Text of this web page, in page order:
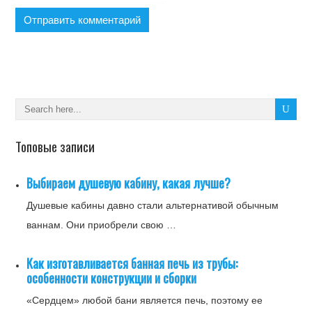
Топовые записи
Выбираем душевую кабину, какая лучше?
Душевые кабины давно стали альтернативой обычным
ваннам. Они приобрели свою …
Как изготавливается банная печь из трубы:
особенности конструкции и сборки
«Сердцем» любой бани является печь, поэтому ее